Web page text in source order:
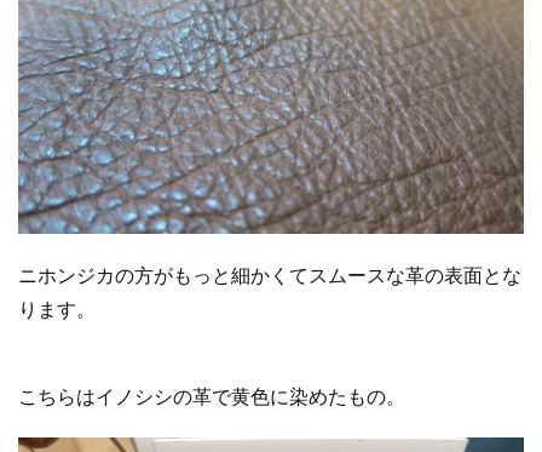
ニホンジカの方がもっと細かくてスムースな革の表面とな
ります。
こちらはイノシシの革で黄色に染めたもの。